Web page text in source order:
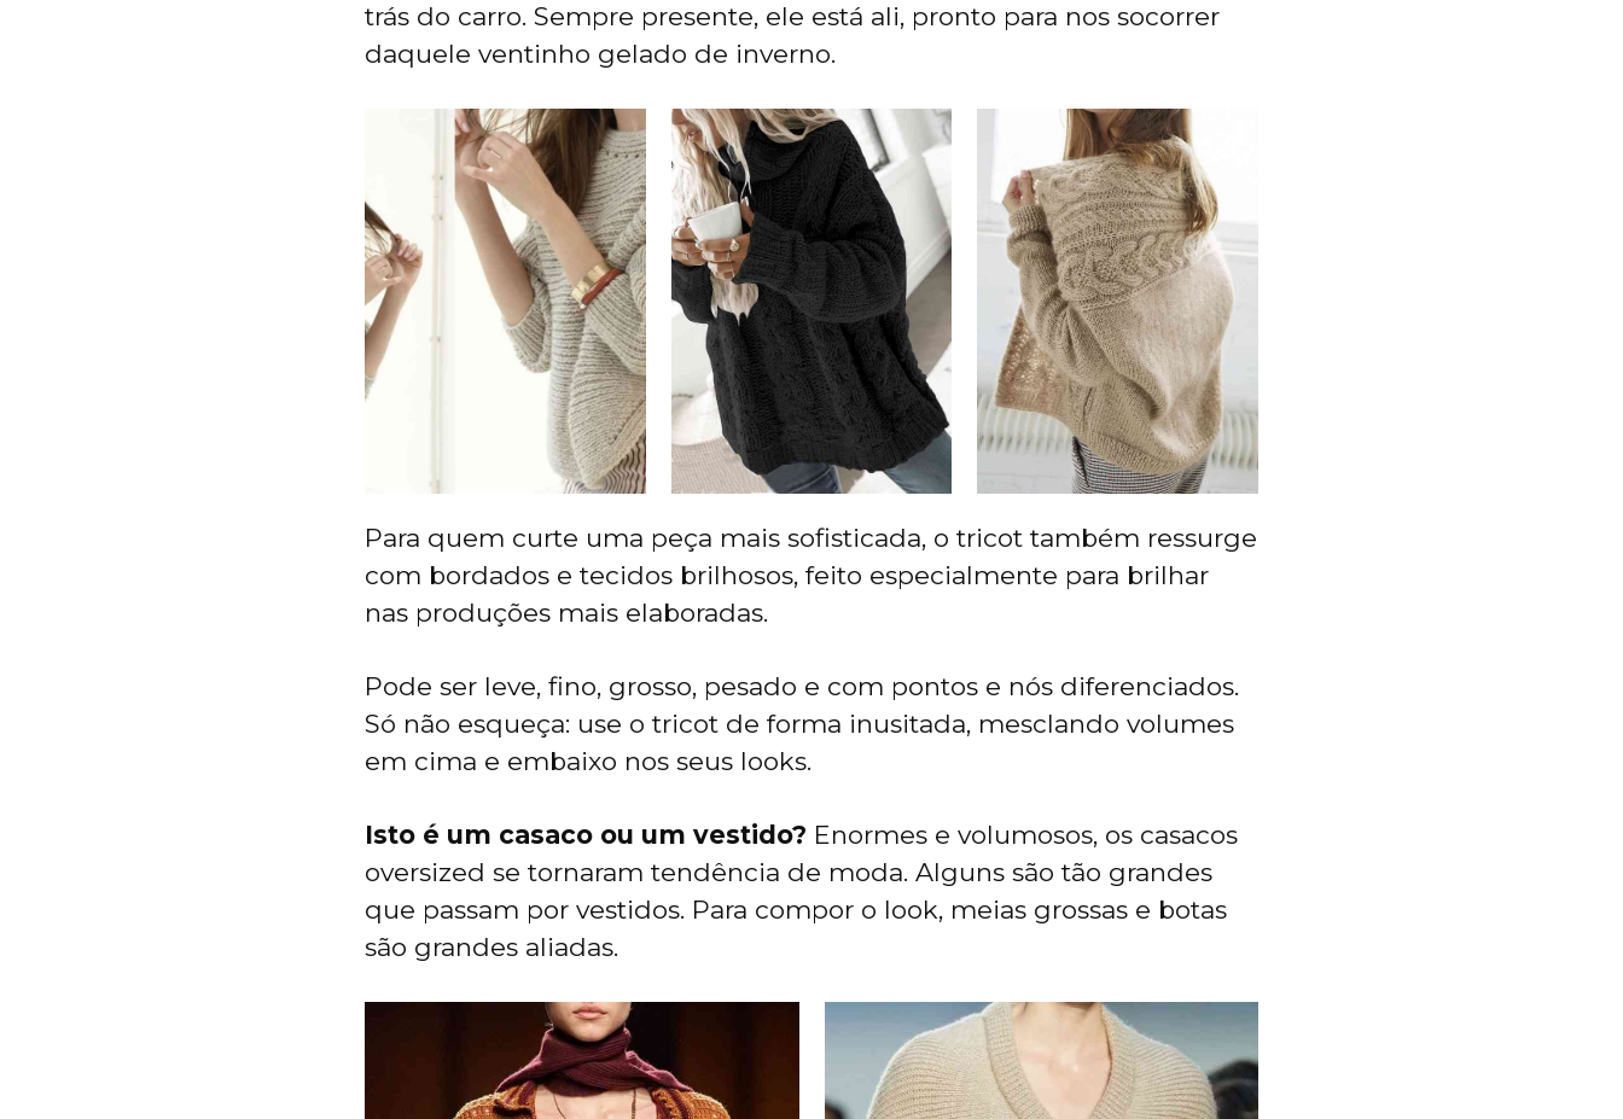
trás do carro. Sempre presente, ele está ali, pronto para nos socorrer
daquele ventinho gelado de inverno.
Para quem curte uma peça mais sofisticada, o tricot também ressurge
com bordados e tecidos brilhosos, feito especialmente para brilhar
nas produções mais elaboradas.
Pode ser leve, fino, grosso, pesado e com pontos e nós diferenciados.
Só não esqueça: use o tricot de forma inusitada, mesclando volumes
em cima e embaixo nos seus looks.
Isto é um casaco ou um vestido? Enormes e volumosos, os casacos
oversized se tornaram tendência de moda. Alguns são tão grandes
que passam por vestidos. Para compor o look, meias grossas e botas
são grandes aliadas.